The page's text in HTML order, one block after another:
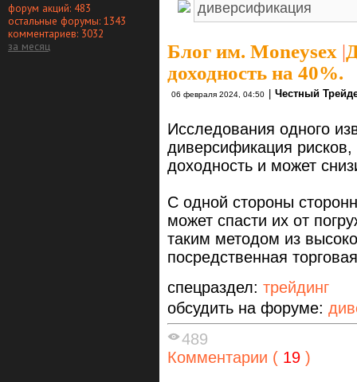
форум акций: 483
остальные форумы: 1343
комментариев: 3032
за месяц
Блог им. Moneysex |
доходность на 40%.
06 февраля 2024, 04:50 Честный
Исследования одного
диверсификация рисков,
доходность и может
С одной стороны
может спасти их от
таким методом из
посредственная
спецраздел: трейдинг
обсудить на форуме:
489
Комментарии ( 19 )